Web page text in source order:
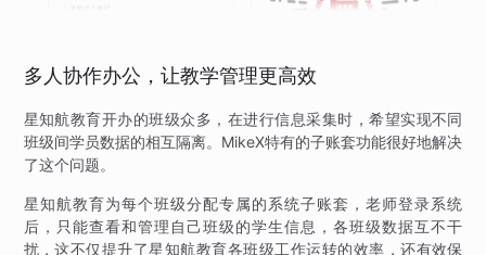
多人协作办公，让教学管理更高效
星知航教育开办的班级众多，在进行信息采集时，希望实现不同
班级间学员数据的相互隔离。MikeX特有的子账套功能很好地解决
了这个问题。
星知航教育为每个班级分配专属的系统子账套，老师登录系统
后，只能查看和管理自己班级的学生信息，各班级数据互不干
扰，这不仅提升了星知航教育各班级工作运转的效率，还有效保